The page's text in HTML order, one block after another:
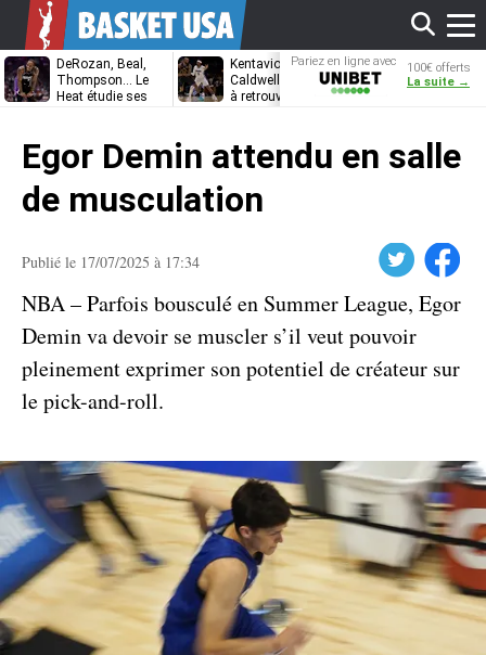
DeRozan, Beal,
Thompson… Le
Heat étudie ses
Kentavious
Caldwell-Pope prêt
à retrouver LeBron
Jonathan
Kuminga, le
Pariez en ligne avec
Unibet
100€ offerts
La suite →
Egor Demin attendu en salle
de musculation
Publié le 17/07/2025 à 17:34 Facebook
NBA – Parfois bousculé en Summer League, Egor
Demin va devoir se muscler s’il veut pouvoir
pleinement exprimer son potentiel de créateur sur
le pick-and-roll.